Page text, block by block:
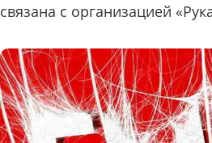
связана с организацией